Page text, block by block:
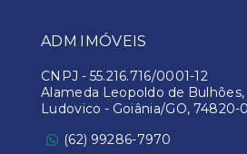
ADM IMÓVEIS
CNPJ - 55.216.716/0001-12
Alameda Leopoldo de
Ludovico - Goiânia/GO, 74820-
(62) 99286-7970